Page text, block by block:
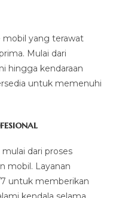
mobil yang terawat
Mulai dari
hingga kendaraan
untuk memenuhi
dari proses
mobil. Layanan
untuk memberikan